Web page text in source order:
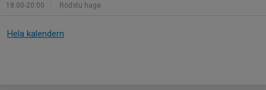
18:00-20:00 Rödstu hage
Hela kalendern